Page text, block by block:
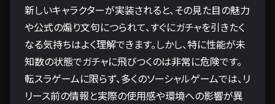
新しいキャラクターが実装されると、その見た目の魅力
や公式の煽り文句につられて、すぐにガチャを引きたく
なる気持ちはよく理解できます。しかし、特に性能が未
知数の状態でガチャに飛びつくのは非常に危険です。
転スラゲームに限らず、多くのソーシャルゲームでは、リ
リース前の情報と実際の使用感や環境への影響が異